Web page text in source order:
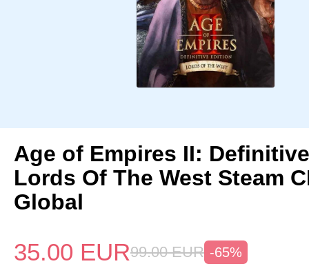
Age of Empires II:
Lords Of The West Steam
Global
35.00 EUR99.00 EUR -65%